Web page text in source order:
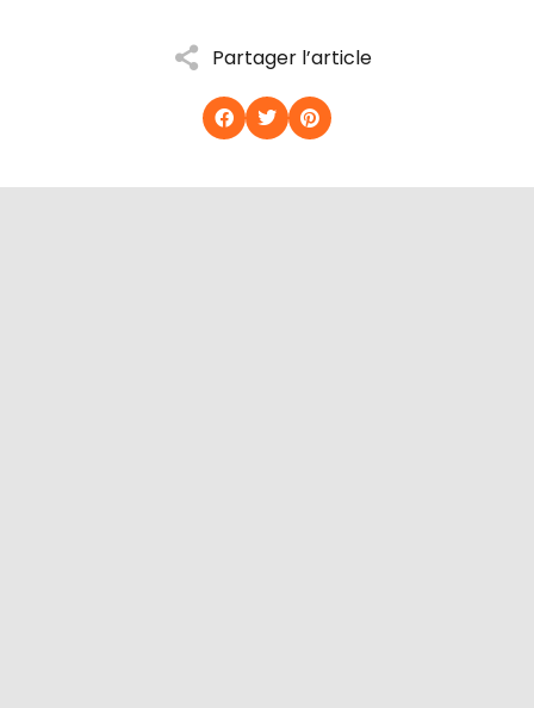
Partager l’article